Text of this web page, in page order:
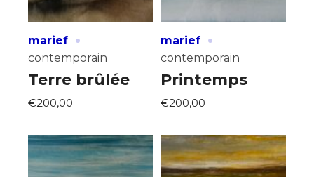
marief ·
contemporain
Terre brûlée
€200,00
marief ·
contemporain
Printemps
€200,00